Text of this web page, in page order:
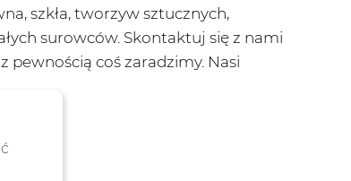
szkła, tworzyw sztucznych,
surowców. Skontaktuj się z nami
pewnością coś zaradzimy. Nasi